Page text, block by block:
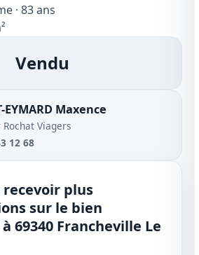
· 83 ans
Vendu
EYMARD Maxence
Viagers
12 68
recevoir plus
sur le bien
69340 Francheville Le